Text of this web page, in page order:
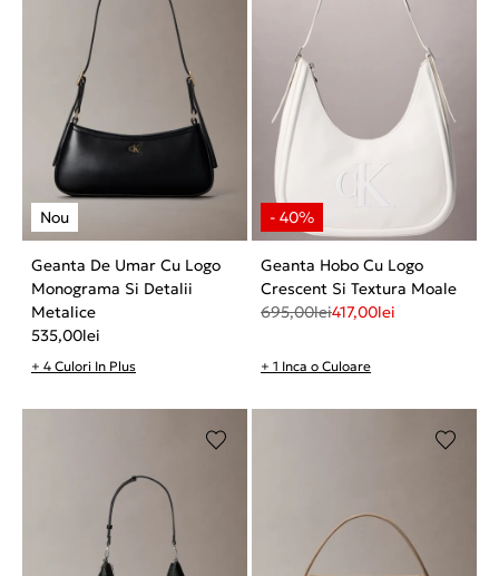
Geanta De Umar Cu Logo
Monograma Si Detalii
Metalice
535,00lei
+ 4 Culori In Plus
Geanta Hobo Cu Logo
Crescent Si Textura Moale
695,00lei417,00lei
+ 1 Inca o Culoare